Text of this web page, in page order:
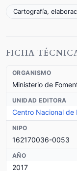
Cartografía,
FICHA
ORGANISMO
Ministerio de
UNIDAD EDITORA
Centro Nacional de
NIPO
162170036-0053
AÑO
2017